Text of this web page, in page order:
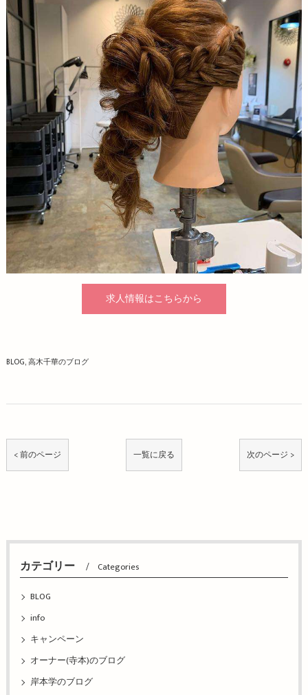
求人情報はこちらから
BLOG 高木千華のブログ
< 前のページ 一覧に戻る 次のページ >
カテゴリー Categories
BLOG
info
キャンペーン
オーナー(寺本)のブログ
岸本学のブログ